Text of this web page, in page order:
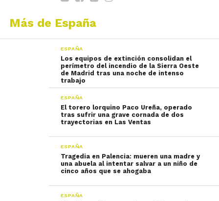
Más de España
ESPAÑA
Los equipos de extinción consolidan el
perímetro del incendio de la Sierra Oeste
de Madrid tras una noche de intenso
trabajo
ESPAÑA
El torero lorquino Paco Ureña, operado
tras sufrir una grave cornada de dos
trayectorias en Las Ventas
ESPAÑA
Tragedia en Palencia: mueren una madre y
una abuela al intentar salvar a un niño de
cinco años que se ahogaba
ESPAÑA